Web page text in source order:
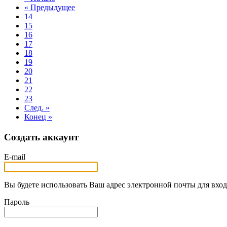
« Предыдущее
14
15
16
17
18
19
20
21
22
23
След. »
Конец »
Создать аккаунт
E-mail
Вы будете использовать Ваш адрес электронной почты для
Пароль